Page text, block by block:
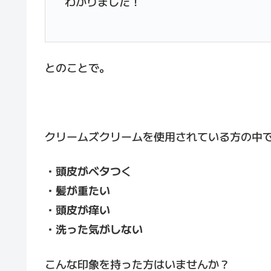
とのことで。
クリームズクリームを使用されている方の中
・頭皮がベタつく
・髪が重たい
・頭皮が痒い
・洗った気がしない
こんな印象を持った方はいませんか？